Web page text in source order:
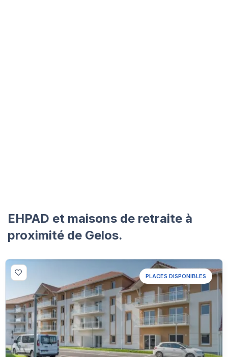
EHPAD et maisons de retraite à
proximité de Gelos.
PLACES DISPONIBLES